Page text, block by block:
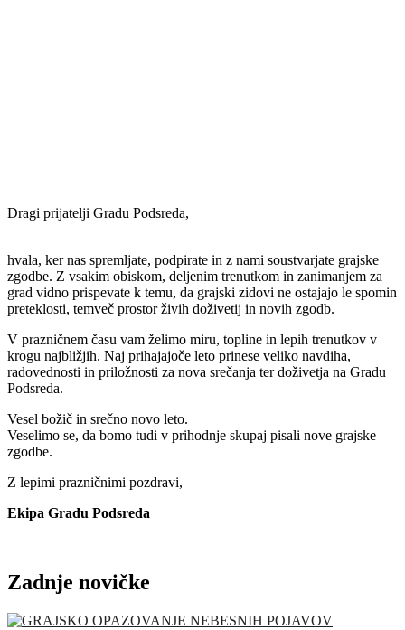
Dragi prijatelji Gradu Podsreda,
hvala, ker nas spremljate, podpirate in z nami soustvarjate grajske
zgodbe. Z vsakim obiskom, deljenim trenutkom in zanimanjem za
grad vidno prispevate k temu, da grajski zidovi ne ostajajo le spomin
preteklosti, temveč prostor živih doživetij in novih zgodb.
V prazničnem času vam želimo miru, topline in lepih trenutkov v
krogu najbližjih. Naj prihajajoče leto prinese veliko navdiha,
radovednosti in priložnosti za nova srečanja ter doživetja na Gradu
Podsreda.
Vesel božič in srečno novo leto.
Veselimo se, da bomo tudi v prihodnje skupaj pisali nove grajske
zgodbe.
Z lepimi prazničnimi pozdravi,
Ekipa Gradu Podsreda
Zadnje novičke